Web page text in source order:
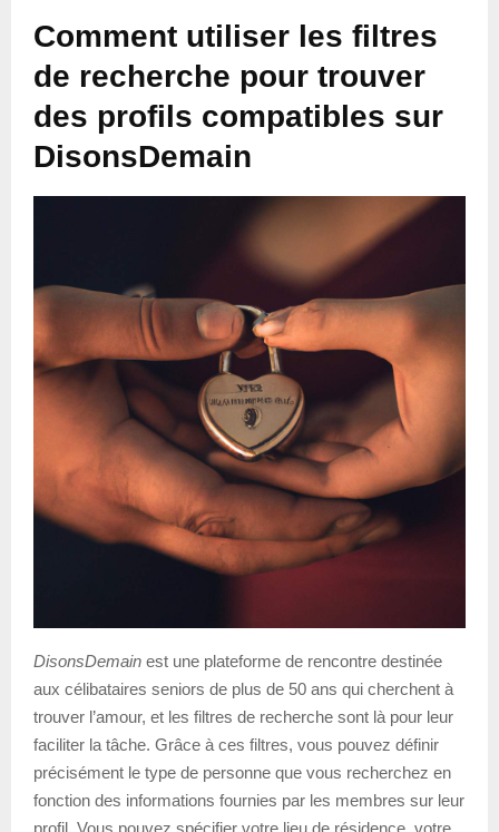
Comment utiliser les filtres
de recherche pour trouver
des profils compatibles sur
DisonsDemain
DisonsDemain est une plateforme de rencontre destinée
aux célibataires seniors de plus de 50 ans qui cherchent à
trouver l’amour, et les filtres de recherche sont là pour leur
faciliter la tâche. Grâce à ces filtres, vous pouvez définir
précisément le type de personne que vous recherchez en
fonction des informations fournies par les membres sur leur
profil. Vous pouvez spécifier votre lieu de résidence, votre